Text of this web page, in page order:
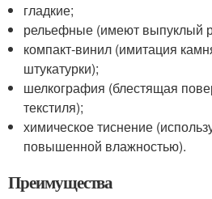
гладкие;
рельефные (имеют выпуклый
компакт-винил (имитация
штукатурки);
шелкография (блестящая
текстиля);
химическое тиснение
повышенной влажностью).
Преимущества